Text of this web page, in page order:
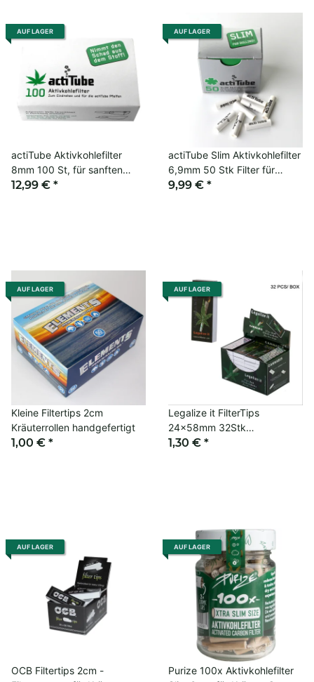
AUF LAGER
actiTube Aktivkohlefilter
8mm 100 St, für sanften
Kräuterrauch-Genuss
12,99 € *
AUF LAGER
actiTube Slim Aktivkohlefilter
6,9mm 50 Stk Filter für
Zigaretten
9,99 € *
AUF LAGER
Kleine Filtertips 2cm
Kräuterrollen handgefertigt
1,00 € *
AUF LAGER
Legalize it FilterTips
24x58mm 32Stk
ungeperforiert
1,30 € *
AUF LAGER
OCB Filtertips 2cm -
AUF LAGER
Purize 100x Aktivkohlefilter